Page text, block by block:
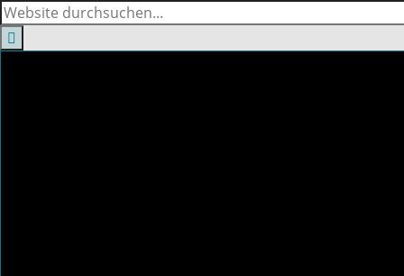
Suchformular
Suche